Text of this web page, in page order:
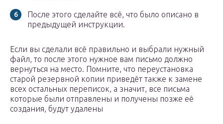
После этого сделайте всё, что было описано в
предыдущей инструкции.
Если вы сделали всё правильно и выбрали нужный
файл, то после этого нужное вам письмо должно
вернуться на место. Помните, что переустановка
старой резервной копии приведёт также к замене
всех остальных переписок, а значит, все письма
которые были отправлены и получены позже её
создания, будут удалены